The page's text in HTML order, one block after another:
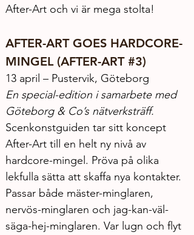
After-Art och vi är mega stolta!
AFTER-ART GOES HARDCORE-
MINGEL (AFTER-ART #3)
13 april – Pustervik, Göteborg
En special-edition i samarbete med
Göteborg & Co’s nätverksträff.
Scenkonstguiden tar sitt koncept
After-Art till en helt ny nivå av
hardcore-mingel. Pröva på olika
lekfulla sätta att skaffa nya kontakter.
Passar både mäster-minglaren,
nervös-minglaren och jag-kan-väl-
säga-hej-minglaren. Var lugn och flyt